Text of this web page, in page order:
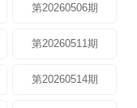
第20260506期
第20260511期
第20260514期